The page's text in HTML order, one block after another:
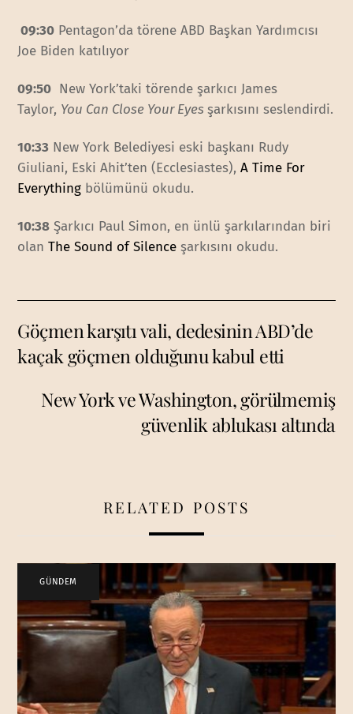
09:30 Pentagon’da törene ABD Başkan Yardımcısı
Joe Biden katılıyor
09:50 New York’taki törende şarkıcı James
Taylor, You Can Close Your Eyesşarkısını seslendirdi.
10:33 New York Belediyesi eski başkanı Rudy
Giuliani, Eski Ahit’ten (Ecclesiastes),A Time For
Everything bölümünü okudu.
10:38 Şarkıcı Paul Simon, en ünlü şarkılarından biri
olanThe Sound of Silence şarkısını okudu.
Göçmen karşıtı vali, dedesinin ABD’de
kaçak göçmen olduğunu kabul etti
New York ve Washington, görülmemiş
güvenlik ablukası altında
RELATED POSTS
GÜNDEM